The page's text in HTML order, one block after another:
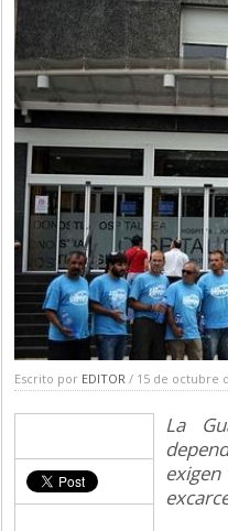
Escrito por EDITOR / 15 de octubre
La